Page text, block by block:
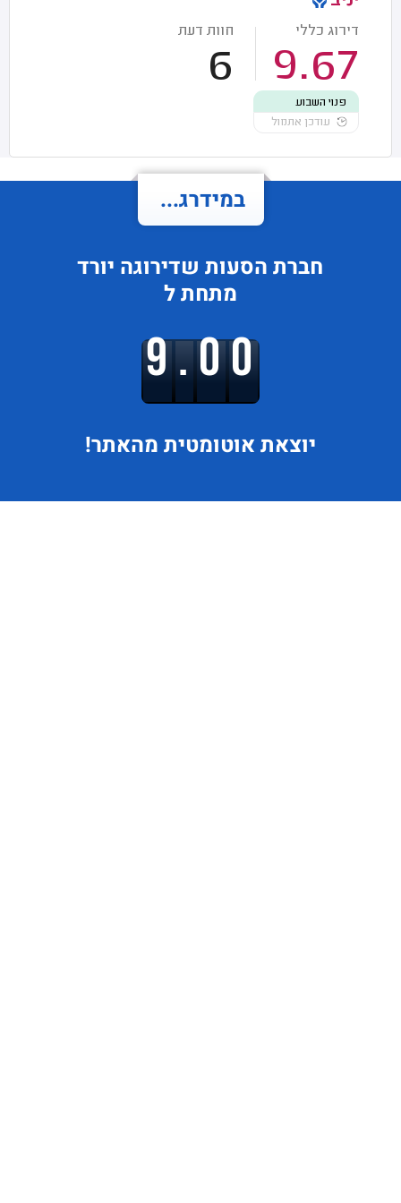
דירוג כללי
9.67
חוות דעת
6
פנוי השבוע
עודכן אתמול
במידרג...
חברת הסעות שדירוגה יורד
מתחת ל
9.00
יוצאת אוטומטית מהאתר!